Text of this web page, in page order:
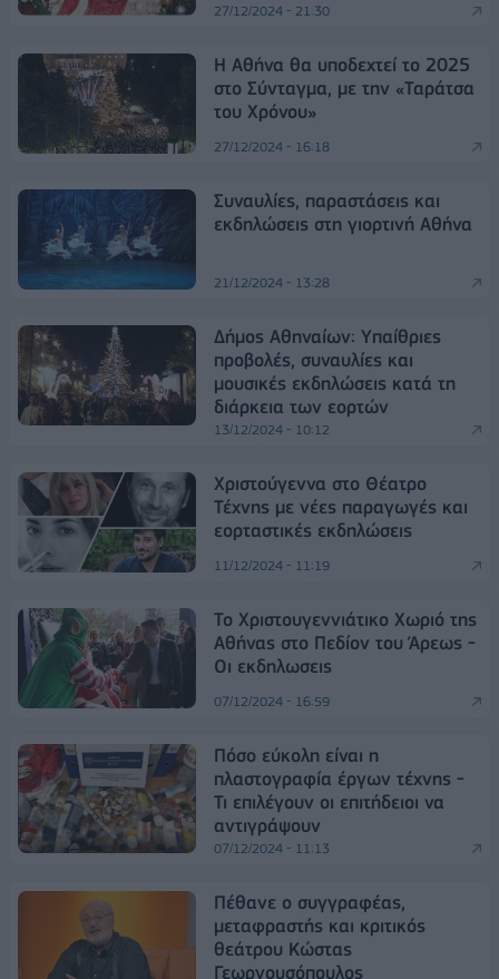
27/12/2024 - 21:30
Η Αθήνα θα υποδεχτεί το 2025
στο Σύνταγμα, με την «Ταράτσα
του Χρόνου»
27/12/2024 - 16:18
Συναυλίες, παραστάσεις και
εκδηλώσεις στη γιορτινή Αθήνα
21/12/2024 - 13:28
Δήμος Αθηναίων: Yπαίθριες
προβολές, συναυλίες και
μουσικές εκδηλώσεις κατά τη
διάρκεια των εορτών
13/12/2024 - 10:12
Χριστούγεννα στο Θέατρο
Τέχνης με νέες παραγωγές και
εορταστικές εκδηλώσεις
11/12/2024 - 11:19
Το Χριστουγεννιάτικο Χωριό της
Αθήνας στο Πεδίον του Άρεως -
Οι εκδηλωσεις
07/12/2024 - 16:59
Πόσο εύκολη είναι η
πλαστογραφία έργων τέχνης -
Τι επιλέγουν οι επιτήδειοι να
αντιγράψουν
07/12/2024 - 11:13
Πέθανε ο συγγραφέας,
μεταφραστής και κριτικός
θεάτρου Κώστας
Γεωργουσόπουλος